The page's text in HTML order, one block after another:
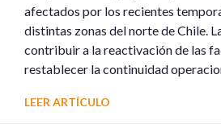
afectados por los recientes
distintas zonas del norte de Chile.
contribuir a la reactivación de las
restablecer la continuidad
LEER ARTÍCULO